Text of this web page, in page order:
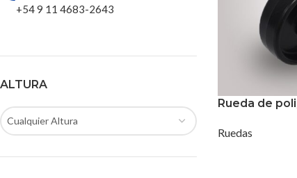
+54 9 11 4683-2643
ALTURA
Cualquier Altura
Rueda de
Ruedas